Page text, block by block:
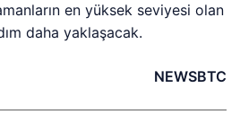
en yüksek seviyesi olan
daha yaklaşacak.
NEWSBTC